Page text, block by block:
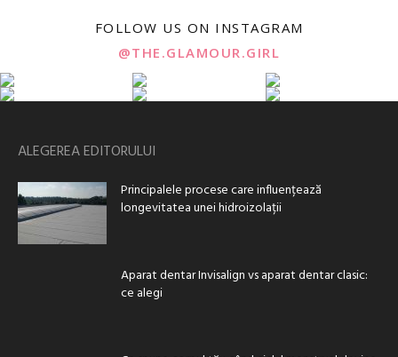
FOLLOW US ON INSTAGRAM
@THE.GLAMOUR.GIRL
ALEGEREA EDITORULUI
Principalele procese care influențează
longevitatea unei hidroizolații
Aparat dentar Invisalign vs aparat dentar clasic:
ce alegi